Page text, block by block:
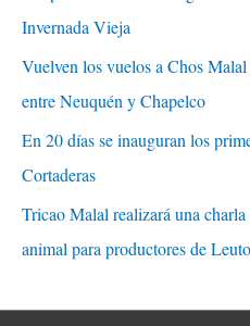
Invernada Vieja
Vuelven los vuelos a Chos
entre Neuquén y Chapelco
En 20 días se inauguran los
Cortaderas
Tricao Malal realizará una
animal para productores de